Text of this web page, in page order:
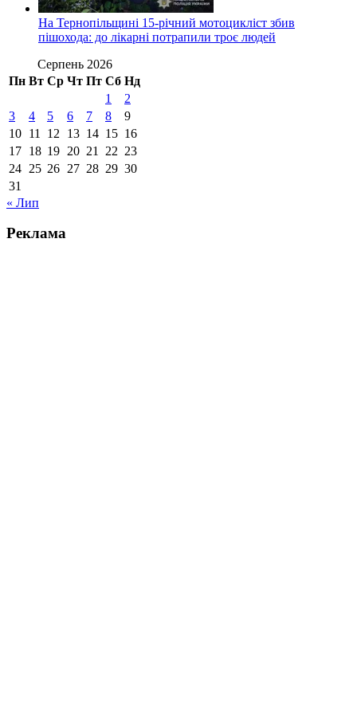
На Тернопільщині 15-річний мотоцикліст збив
пішохода: до лікарні потрапили троє людей
Серпень 2026
Пн Вт Ср Чт Пт Сб Нд
1
2
3
4 5 6 7 8
9
10 11 12 13 14 15 16
17 18 19 20 21 22 23
24 25 26 27 28 29 30
31
« Лип
Реклама